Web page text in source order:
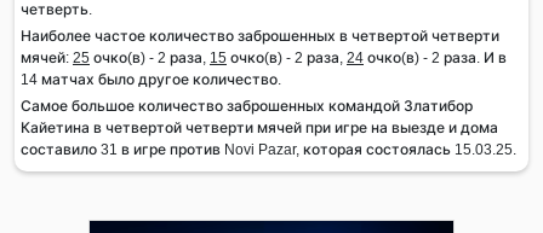
четверть.
Наиболее частое количество заброшенных в четвертой четверти
мячей: 25 очко(в) - 2 раза, 15 очко(в) - 2 раза, 24 очко(в) - 2 раза. И в
14 матчах было другое количество.
Самое большое количество заброшенных командой Златибор
Кайетина в четвертой четверти мячей при игре на выезде и дома
составило 31 в игре против Novi Pazar, которая состоялась 15.03.25.